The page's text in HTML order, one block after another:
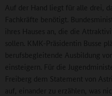
Auf der Hand liegt für alle drei,
Fachkräfte benötigt.
ihres Hauses an, die die
sollen. KMK-Präsidentin Busse
berufsbegleitende Ausbildung
einsteigern. Für die
Freiberg dem Statement von
auf, einander zu erzählen, was